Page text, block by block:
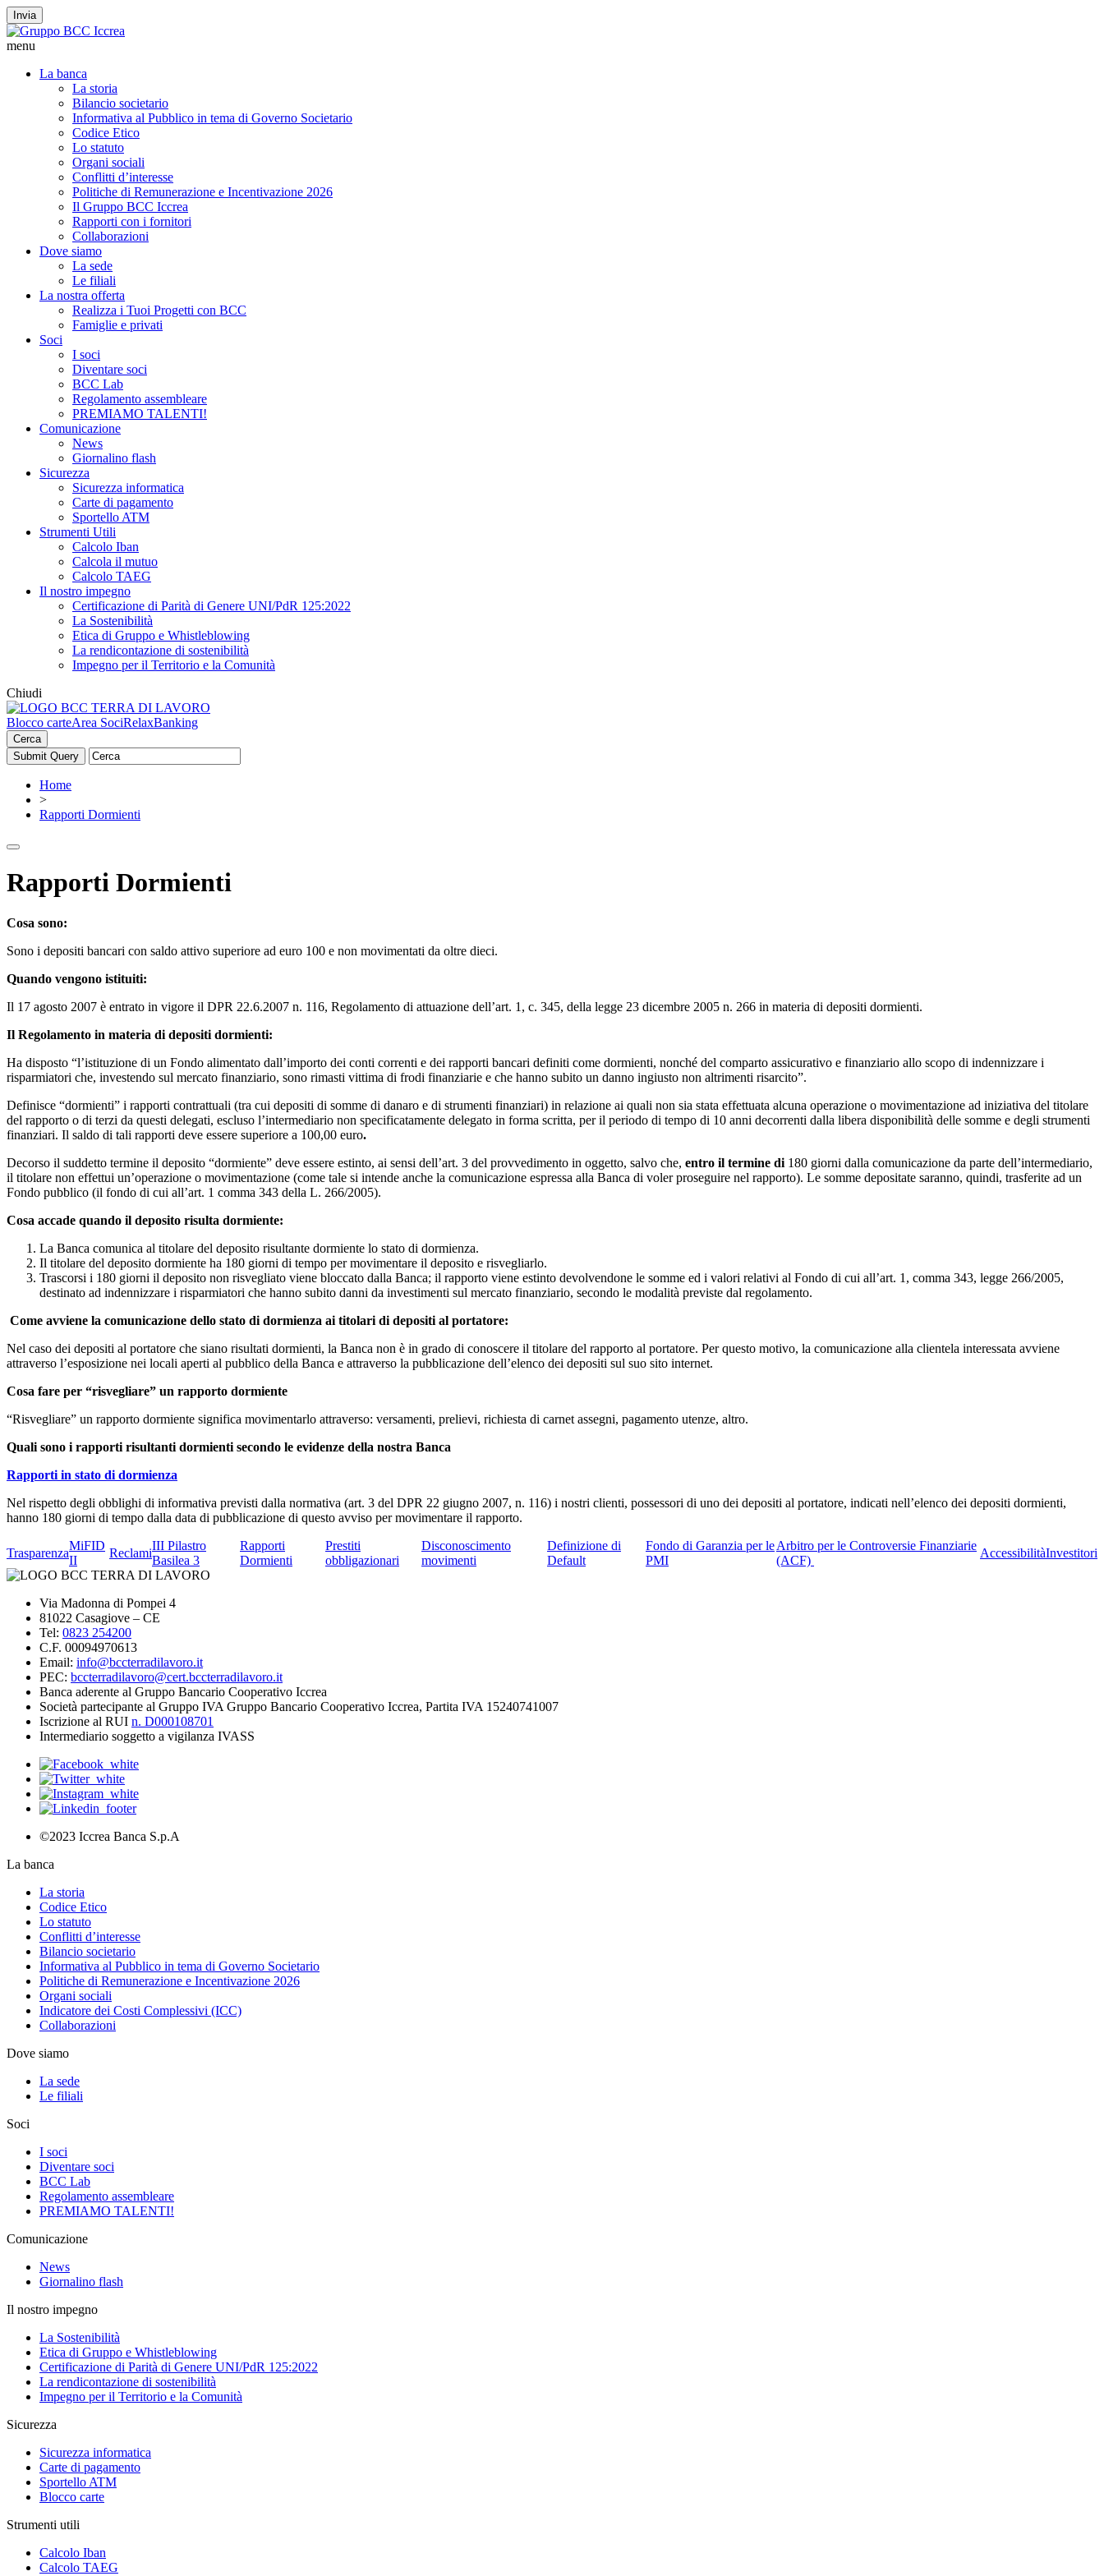
Invia
menu
La banca
La storia
Bilancio societario
Informativa al Pubblico in tema di Governo Societario
Codice Etico
Lo statuto
Organi sociali
Conflitti d’interesse
Politiche di Remunerazione e Incentivazione 2026
Il Gruppo BCC Iccrea
Rapporti con i fornitori
Collaborazioni
Dove siamo
La sede
Le filiali
La nostra offerta
Realizza i Tuoi Progetti con BCC
Famiglie e privati
Soci
I soci
Diventare soci
BCC Lab
Regolamento assembleare
PREMIAMO TALENTI!
Comunicazione
News
Giornalino flash
Sicurezza
Sicurezza informatica
Carte di pagamento
Sportello ATM
Strumenti Utili
Calcolo Iban
Calcola il mutuo
Calcolo TAEG
Il nostro impegno
Certificazione di Parità di Genere UNI/PdR 125:2022
La Sostenibilità
Etica di Gruppo e Whistleblowing
La rendicontazione di sostenibilità
Impegno per il Territorio e la Comunità
Chiudi
Blocco carteArea SociRelaxBanking
Cerca
Home
>
Rapporti Dormienti
Rapporti Dormienti
Cosa sono:
Sono i depositi bancari con saldo attivo superiore ad euro 100 e non movimentati da oltre dieci.
Quando vengono istituiti:
Il 17 agosto 2007 è entrato in vigore il DPR 22.6.2007 n. 116, Regolamento di attuazione dell’art. 1, c. 345, della legge 23 dicembre 2005 n. 266 in materia di depositi dormienti.
Il Regolamento in materia di depositi dormienti:
Ha disposto “l’istituzione di un Fondo alimentato dall’importo dei conti correnti e dei rapporti bancari definiti come dormienti, nonché del comparto assicurativo e finanziario allo scopo di indennizzare i
risparmiatori che, investendo sul mercato finanziario, sono rimasti vittima di frodi finanziarie e che hanno subito un danno ingiusto non altrimenti risarcito”.
Definisce “dormienti” i rapporti contrattuali (tra cui depositi di somme di danaro e di strumenti finanziari) in relazione ai quali non sia stata effettuata alcuna operazione o movimentazione ad iniziativa del titolare
del rapporto o di terzi da questi delegati, escluso l’intermediario non specificatamente delegato in forma scritta, per il periodo di tempo di 10 anni decorrenti dalla libera disponibilità delle somme e degli strumenti
finanziari. Il saldo di tali rapporti deve essere superiore a 100,00 euro.
Decorso il suddetto termine il deposito “dormiente” deve essere estinto, ai sensi dell’art. 3 del provvedimento in oggetto, salvo che, entro il termine di 180 giorni dalla comunicazione da parte dell’intermediario,
il titolare non effettui un’operazione o movimentazione (come tale si intende anche la comunicazione espressa alla Banca di voler proseguire nel rapporto). Le somme depositate saranno, quindi, trasferite ad un
Fondo pubblico (il fondo di cui all’art. 1 comma 343 della L. 266/2005).
Cosa accade quando il deposito risulta dormiente:
La Banca comunica al titolare del deposito risultante dormiente lo stato di dormienza.
Il titolare del deposito dormiente ha 180 giorni di tempo per movimentare il deposito e risvegliarlo.
Trascorsi i 180 giorni il deposito non risvegliato viene bloccato dalla Banca; il rapporto viene estinto devolvendone le somme ed i valori relativi al Fondo di cui all’art. 1, comma 343, legge 266/2005,
destinato ad indennizzare i risparmiatori che hanno subito danni da investimenti sul mercato finanziario, secondo le modalità previste dal regolamento.
Come avviene la comunicazione dello stato di dormienza ai titolari di depositi al portatore:
Nel caso dei depositi al portatore che siano risultati dormienti, la Banca non è in grado di conoscere il titolare del rapporto al portatore. Per questo motivo, la comunicazione alla clientela interessata avviene
attraverso l’esposizione nei locali aperti al pubblico della Banca e attraverso la pubblicazione dell’elenco dei depositi sul suo sito internet.
Cosa fare per “risvegliare” un rapporto dormiente
“Risvegliare” un rapporto dormiente significa movimentarlo attraverso: versamenti, prelievi, richiesta di carnet assegni, pagamento utenze, altro.
Quali sono i rapporti risultanti dormienti secondo le evidenze della nostra Banca
Rapporti in stato di dormienza
Nel rispetto degli obblighi di informativa previsti dalla normativa (art. 3 del DPR 22 giugno 2007, n. 116) i nostri clienti, possessori di uno dei depositi al portatore, indicati nell’elenco dei depositi dormienti,
hanno 180 giorni di tempo dalla data di pubblicazione di questo avviso per movimentare il rapporto.
Trasparenza
MiFID
II
Reclami
III Pilastro
Basilea 3
Rapporti
Dormienti
Prestiti
obbligazionari
Disconoscimento
movimenti
Definizione di
Default
Fondo di Garanzia per le
PMI
Arbitro per le Controversie Finanziarie
(ACF)
AccessibilitàInvestitori
Via Madonna di Pompei 4
81022 Casagiove – CE
Tel: 0823 254200
C.F. 00094970613
Email: info@bccterradilavoro.it
PEC: bccterradilavoro@cert.bccterradilavoro.it
Banca aderente al Gruppo Bancario Cooperativo Iccrea
Società partecipante al Gruppo IVA Gruppo Bancario Cooperativo Iccrea, Partita IVA 15240741007
Iscrizione al RUI n. D000108701
Intermediario soggetto a vigilanza IVASS
©2023 Iccrea Banca S.p.A
La banca
La storia
Codice Etico
Lo statuto
Conflitti d’interesse
Bilancio societario
Informativa al Pubblico in tema di Governo Societario
Politiche di Remunerazione e Incentivazione 2026
Organi sociali
Indicatore dei Costi Complessivi (ICC)
Collaborazioni
Dove siamo
La sede
Le filiali
Soci
I soci
Diventare soci
BCC Lab
Regolamento assembleare
PREMIAMO TALENTI!
Comunicazione
News
Giornalino flash
Il nostro impegno
La Sostenibilità
Etica di Gruppo e Whistleblowing
Certificazione di Parità di Genere UNI/PdR 125:2022
La rendicontazione di sostenibilità
Impegno per il Territorio e la Comunità
Sicurezza
Sicurezza informatica
Carte di pagamento
Sportello ATM
Blocco carte
Strumenti utili
Calcolo Iban
Calcolo TAEG